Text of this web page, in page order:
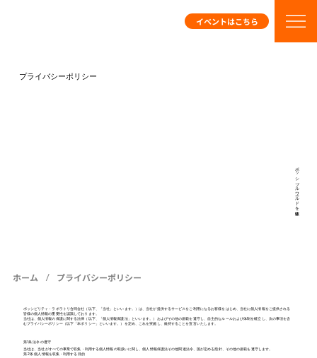
イベントはこちら
プライバシーポリシー
ホーム / プライバシーポリシー
ポッシビリティ・ラボラトリ合同会社（以下、「当社」といいます。）は、当社が提供するサービスをご利用になるお客様をはじめ、当社に個人情報をご提供される
皆様の個人情報の重要性を認識しております。
当社は、個人情報の保護に関する法律（以下、「個人情報保護法」といいます。）およびその他の規範を遵守し、自主的なルールおよび体制を確立し、次の事項を含
むプライバシーポリシー（以下「本ポリシー」といいます。）を定め、これを実施し、維持することを宣言いたします。
第1条 法令の遵守
当社は、当社がすべての事業で収集・利用する個人情報の取扱いに関し、個人情報保護法その他関連法令、国が定める指針、その他の規範を遵守します。
第2条 個人情報を収集・利用する目的
ポッシブルワールドを体験